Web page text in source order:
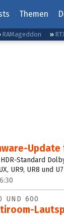
Themen
RAMageddon
Standard
UR9, UR8 und
UND 600